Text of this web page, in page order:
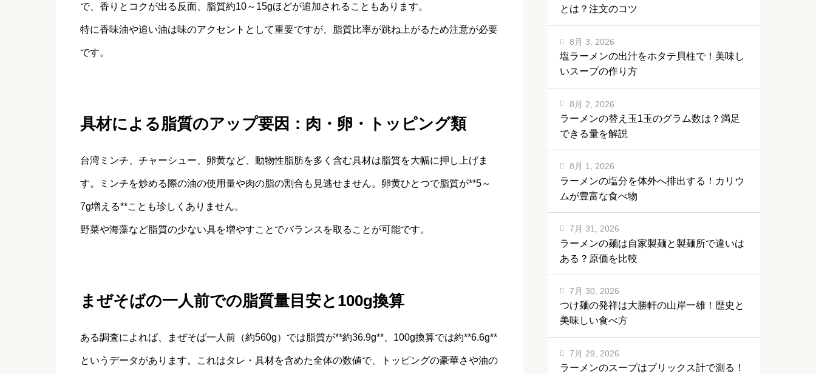
で、香りとコクが出る反面、脂質約10～15gほどが追加されることもあります。
特に香味油や追い油は味のアクセントとして重要ですが、脂質比率が跳ね上がるため注意が必要
です。
具材による脂質のアップ要因：肉・卵・トッピング類
台湾ミンチ、チャーシュー、卵黄など、動物性脂肪を多く含む具材は脂質を大幅に押し上げま
す。ミンチを炒める際の油の使用量や肉の脂の割合も見逃せません。卵黄ひとつで脂質が**5～
7g増える**ことも珍しくありません。
野菜や海藻など脂質の少ない具を増やすことでバランスを取ることが可能です。
まぜそばの一人前での脂質量目安と100g換算
ある調査によれば、まぜそば一人前（約560g）では脂質が**約36.9g**、100g換算では約**6.6g**
というデータがあります。これはタレ・具材を含めた全体の数値で、トッピングの豪華さや油の
とは？注文のコツ
塩ラーメンの出汁をホタテ貝柱で！美味し
いスープの作り方
8月 3, 2026
ラーメンの替え玉1玉のグラム数は？満足
できる量を解説
8月 2, 2026
ラーメンの塩分を体外へ排出する！カリウ
ムが豊富な食べ物
8月 1, 2026
ラーメンの麺は自家製麺と製麺所で違いは
ある？原価を比較
7月 31, 2026
つけ麺の発祥は大勝軒の山岸一雄！歴史と
美味しい食べ方
7月 30, 2026
ラーメンのスープはブリックス計で測る！
7月 29, 2026